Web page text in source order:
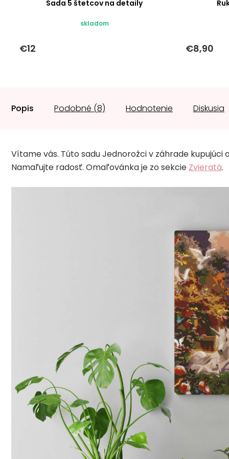
Sada 5 štetcov na detaily
skladom
€12 €8,90
Popis Podobné (8) Hodnotenie Diskusia
Vítame vás. Túto sadu Jednorožci v záhrade
Namaľujte radosť. Omaľovánka je zo sekcie Zvieratá.